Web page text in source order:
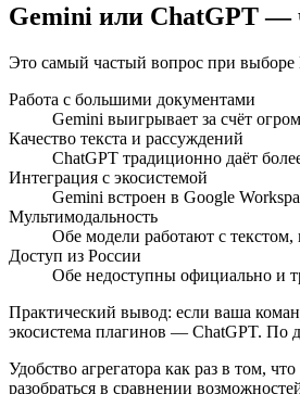
Gemini или ChatGPT —
Это самый частый вопрос при
Работа с большими документами
Gemini выигрывает за счёт
Качество текста и рассуждений
ChatGPT традиционно даёт
Интеграция с экосистемой
Gemini встроен в Google
Мультимодальность
Обе модели работают с текстом,
Доступ из России
Обе недоступны официально и
Практический вывод: если ваша
экосистема плагинов — ChatGPT. По
Удобство агрегатора как раз в том,
разобраться в сравнении